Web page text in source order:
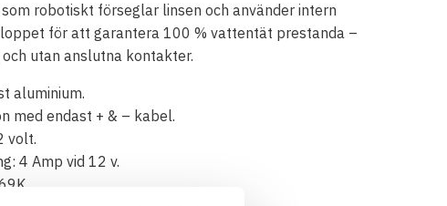
robotiskt förseglar linsen och använder intern
för att garantera 100 % vattentät prestanda –
utan anslutna kontakter.
aluminium.
med endast + & – kabel.
volt.
4 Amp vid 12 v.